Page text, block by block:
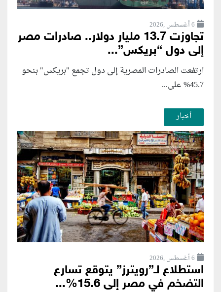
6 أغسطس ,2026
تجاوزت 13.7 مليار دولار.. صادرات مصر
إلى دول “بريكس”...
ارتفعت الصادرات المصرية إلى دول تجمع "بريكس" بنحو
45.7% على...
أخبار
6 أغسطس ,2026
استطلاع لـ”رويترز” يتوقع تسارع
التضخم في مصر إلى 15.6%...